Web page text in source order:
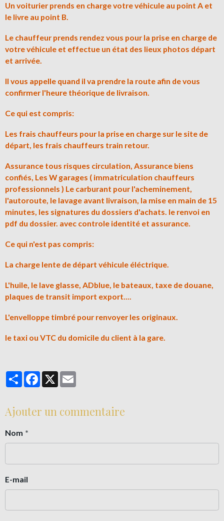
Un voiturier prends en charge votre véhicule au point A et
le livre au point B.
Le chauffeur prends rendez vous pour la prise en charge de
votre véhicule et effectue un état des lieux photos départ
et arrivée.
Il vous appelle quand il va prendre la route afin de vous
confirmer l'heure théorique de livraison.
Ce qui est compris:
Les frais chauffeurs pour la prise en charge sur le site de
départ, les frais chauffeurs train retour.
Assurance tous risques circulation, Assurance biens
confiés, Les W garages ( immatriculation chauffeurs
professionnels ) Le carburant pour l'acheminement,
l'autoroute, le lavage avant livraison, la mise en main de 15
minutes, les signatures du dossiers d'achats. le renvoi en
pdf du dossier. avec controle identité et assurance.
Ce qui n'est pas compris:
La charge lente de départ véhicule éléctrique.
L'huile, le lave glasse, ADblue, le bateaux, taxe de douane,
plaques de transit import export....
L'envelloppe timbré pour renvoyer les originaux.
le taxi ou VTC du domicile du client à la gare.
PartagerFacebook
X
Ajouter un commentaire
Nom
E-mail